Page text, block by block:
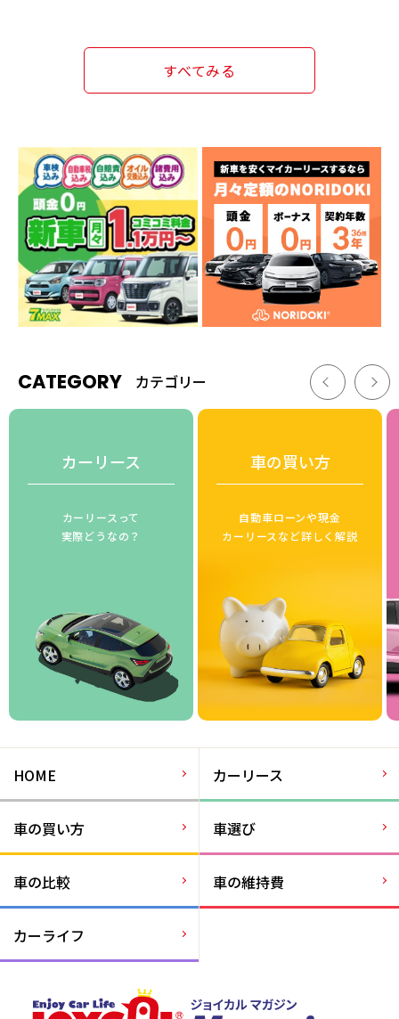
すべてみる
CATEGORY カテゴリー
カーリース
カーリースって
実際どうなの？
車の買い方
自動車ローンや現金
カーリースなど詳しく解説
HOME カーリース
車の買い方 車選び
車の比較 車の維持費
カーライフ